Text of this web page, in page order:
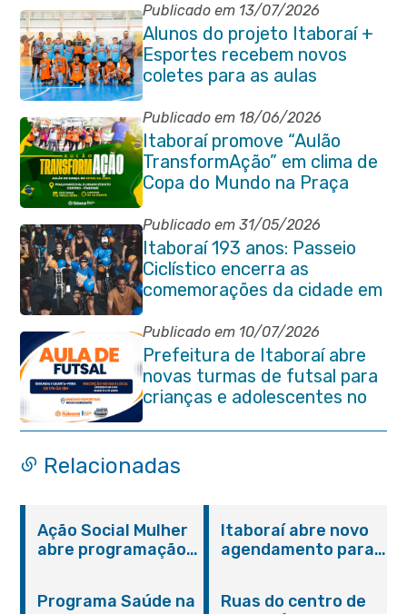
Publicado em 13/07/2026
Alunos do projeto Itaboraí +
Esportes recebem novos
coletes para as aulas
Publicado em 18/06/2026
Itaboraí promove “Aulão
TransformAção” em clima de
Copa do Mundo na Praça
Marechal Floriano Peixoto
Publicado em 31/05/2026
Itaboraí 193 anos: Passeio
Ciclístico encerra as
comemorações da cidade em
grande estilo
Publicado em 10/07/2026
Prefeitura de Itaboraí abre
novas turmas de futsal para
crianças e adolescentes no
Novo Horizonte
Relacionadas
Ação Social Mulher
abre programação
serviços gratuitos e
Itaboraí abre novo
agendamento para
Programa Saúde na
Ruas do centro de